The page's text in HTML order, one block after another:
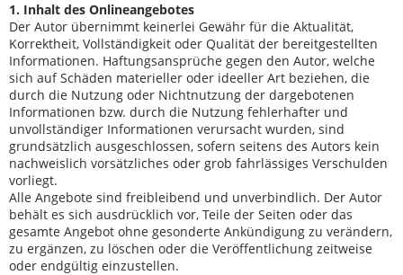
1. Inhalt des Onlineangebotes
Der Autor übernimmt keinerlei Gewähr für die Aktualität,
Korrektheit, Vollständigkeit oder Qualität der bereitgestellten
Informationen. Haftungsansprüche gegen den Autor, welche
sich auf Schäden materieller oder ideeller Art beziehen, die
durch die Nutzung oder Nichtnutzung der dargebotenen
Informationen bzw. durch die Nutzung fehlerhafter und
unvollständiger Informationen verursacht wurden, sind
grundsätzlich ausgeschlossen, sofern seitens des Autors kein
nachweislich vorsätzliches oder grob fahrlässiges Verschulden
vorliegt.
Alle Angebote sind freibleibend und unverbindlich. Der Autor
behält es sich ausdrücklich vor, Teile der Seiten oder das
gesamte Angebot ohne gesonderte Ankündigung zu verändern,
zu ergänzen, zu löschen oder die Veröffentlichung zeitweise
oder endgültig einzustellen.